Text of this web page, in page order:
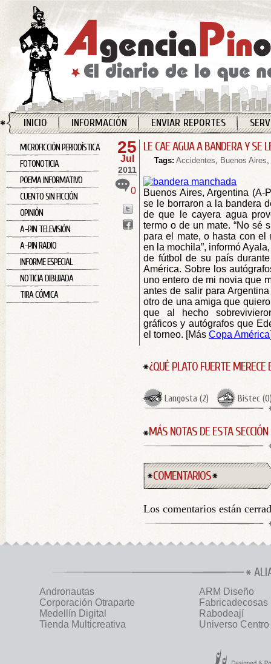
INICIO INFORMACIÓN ENVIAR REPORTES
MICROFICCIÓN PERIODÍSTICA
FOTONOTICIA
POEMA INFORMATIVO
CUENTO SIN FICCIÓN
OPINIÓN
A-PIN TELEVISIÓN
A-PIN RADIO
INFORME ESPECIAL
NOTICIA DIBUJADA
TIRA CÓMICA
25
Jul
2011
0
LE CAE AGUA A BANDERA Y SE
Tags: Accidentes, Buenos Aires,
Buenos Aires, Argentina (A-
se le borraron a la bandera
de que le cayera agua
termo o de un mate. “No sé
para el mate, o hasta con el
en la mochila”, informó
de fútbol de su país
América. Sobre los
uno entero de mi novia que
antes de salir para
otro de una amiga que
que al hecho
gráficos y autógrafos que
el torneo. [Más Copa América
¿QUÉ PLATO FUERTE MERECE
Langosta (2) Bistec (0
MÁS NOTAS DE ESTA SECCIÓN
COMENTARIOS
Los comentarios están
Andronautas
ARM Diseño
Corporación Otraparte
Fabricadecosas
Medellín Digital
Rabodeají
Tienda Multicreativa
Universo Centro